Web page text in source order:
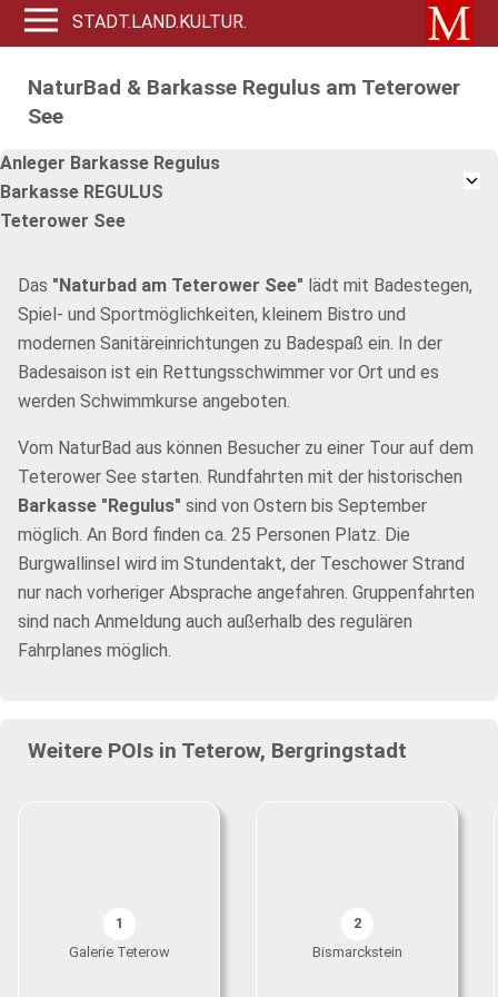
STADT.LAND.KULTUR.
NaturBad & Barkasse Regulus am Teterower
See
Anleger Barkasse Regulus
Barkasse REGULUS
Teterower See
Das "Naturbad am Teterower See" lädt mit Badestegen,
Spiel- und Sportmöglichkeiten, kleinem Bistro und
modernen Sanitäreinrichtungen zu Badespaß ein. In der
Badesaison ist ein Rettungsschwimmer vor Ort und es
werden Schwimmkurse angeboten.
Vom NaturBad aus können Besucher zu einer Tour auf dem
Teterower See starten. Rundfahrten mit der historischen
Barkasse "Regulus" sind von Ostern bis September
möglich. An Bord finden ca. 25 Personen Platz. Die
Burgwallinsel wird im Stundentakt, der Teschower Strand
nur nach vorheriger Absprache angefahren. Gruppenfahrten
sind nach Anmeldung auch außerhalb des regulären
Fahrplanes möglich.
Weitere POIs in Teterow, Bergringstadt
1
Galerie Teterow
2
Bismarckstein